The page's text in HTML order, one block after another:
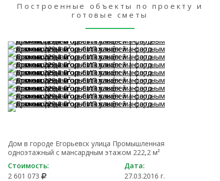
Построенные объекты по проекту и
готовые сметы
Дом в городе Егорьевск улица Промышленная
одноэтажный с мансардным этажом 222,2 м²
Стоимость:
2 601 073
Дата:
27.03.2016 г.